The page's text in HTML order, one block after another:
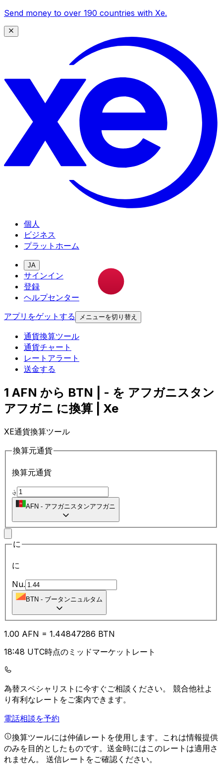
Send money to over 190 countries with Xe.
個人
ビジネス
プラットホーム
JA
サインイン
登録
ヘルプセンター
アプリをゲットする
メニューを切り替え
通貨換算ツール
通貨チャート
レートアラート
送金する
1 AFN から BTN | - を アフガニスタン
アフガニ に換算 | Xe
XE通貨換算ツール
換算元通貨
換算元通貨
؋
AFN - アフガニスタンアフガニ
に
に
Nu.
BTN - ブータンニュルタム
1.00 AFN = 1.44847286 BTN
18:48 UTC時点のミッドマーケットレート
為替スペシャリストに今すぐご相談ください。 競合他社よ
り有利なレートをご案内できます。
電話相談を予約
換算ツールには仲値レートを使用します。これは情報提供
のみを目的としたものです。送金時にはこのレートは適用さ
れません。 送信レートをご確認ください。